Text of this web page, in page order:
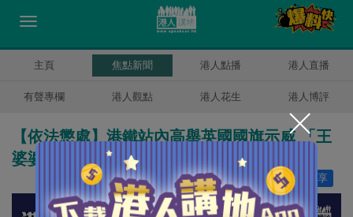
主頁 焦點新聞 港人點播 港人直播
有聲專欄 港人觀點 港人花生 港人博評
【依法懲處】港鐵站內高舉英國國旗示威 「王
婆婆」認非法集結判囚32星期
分享
讚好 25